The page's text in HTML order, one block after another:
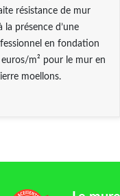
résistance de mur
présence d’une
en fondation
m² pour le mur en
moellons.